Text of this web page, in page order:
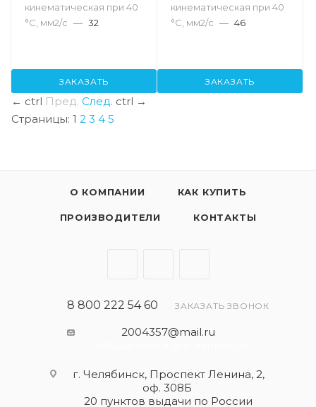
кинематическая при 40
°С, мм2/с — 32
ЗАКАЗАТЬ
кинематическая при 40
°С, мм2/с — 46
ЗАКАЗАТЬ
← ctrl Пред. След. ctrl →
Страницы: 1 2 3 4 5
О КОМПАНИИ КАК КУПИТЬ
ПРОИЗВОДИТЕЛИ КОНТАКТЫ
8 800 222 54 60 ЗАКАЗАТЬ ЗВОНОК
2004357@mail.ru
г. Челябинск, Проспект Ленина, 2,
оф. 308Б
20 пунктов выдачи по России